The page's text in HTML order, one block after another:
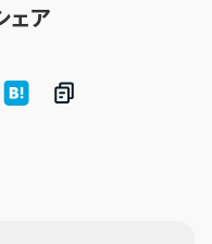
ェア